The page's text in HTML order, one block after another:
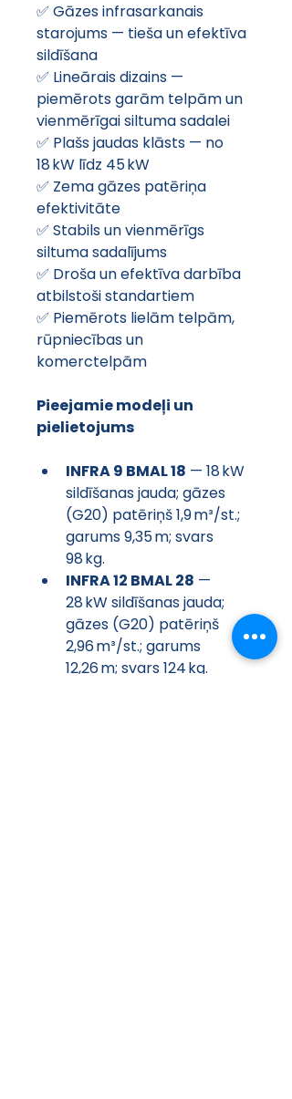
✅ Gāzes infrasarkanais
starojums — tieša un efektīva
sildīšana
✅ Lineārais dizains —
piemērots garām telpām un
vienmērīgai siltuma sadalei
✅ Plašs jaudas klāsts — no
18 kW līdz 45 kW
✅ Zema gāzes patēriņa
efektivitāte
✅ Stabils un vienmērīgs
siltuma sadalījums
✅ Droša un efektīva darbība
atbilstoši standartiem
✅ Piemērots lielām telpām,
rūpniecības un
komerctelpām
Pieejamie modeļi un
pielietojums
INFRA 9 BMAL 18 — 18 kW
sildīšanas jauda; gāzes
(G20) patēriņš 1,9 m³/st.;
garums 9,35 m; svars
98 kg.
INFRA 12 BMAL 28 —
28 kW sildīšanas jauda;
gāzes (G20) patēriņš
2,96 m³/st.; garums
12,26 m; svars 124 kg.